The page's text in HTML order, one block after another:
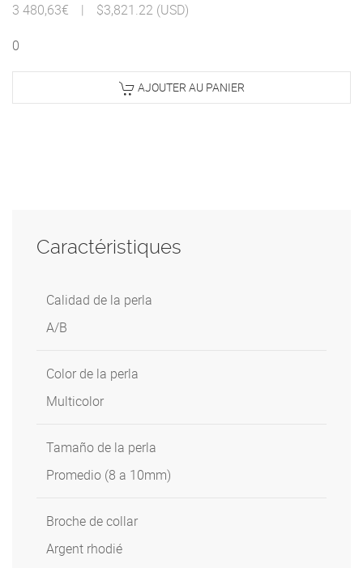
3 480,63€ |
$3,821.22 (USD)
0
AJOUTER AU PANIER
Caractéristiques
Calidad de la perla
A/B
Color de la perla
Multicolor
Tamaño de la perla
Promedio (8 a 10mm)
Broche de collar
Argent rhodié